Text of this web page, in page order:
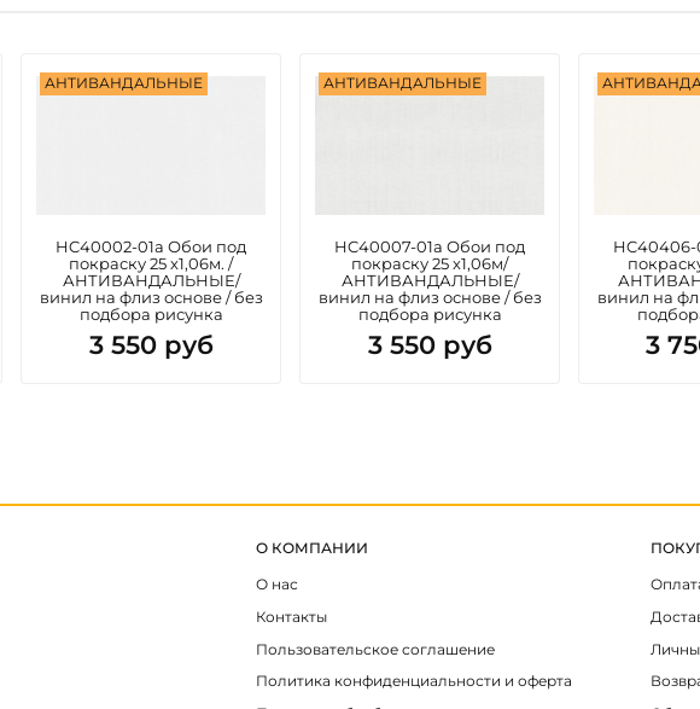
АНТИВАНДАЛЬНЫЕ
HC40002-01a Обои под
покраску 25 х1,06м. /
АНТИВАНДАЛЬНЫЕ/
винил на флиз основе / без
подбора рисунка
3 550 руб
АНТИВАНДАЛЬНЫЕ
HC40007-01a Обои под
покраску 25 х1,06м/
АНТИВАНДАЛЬНЫЕ/
винил на флиз основе / без
подбора рисунка
3 550 руб
HC40406-
винил на
3
О КОМПАНИИ
О нас
Контакты
Пользовательское соглашение
Политика конфиденциальности и оферта